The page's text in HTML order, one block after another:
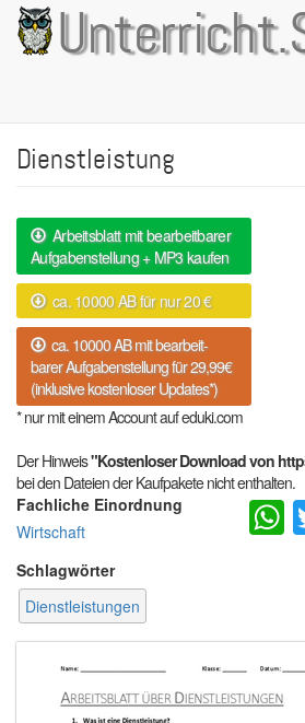
Direkt
zum
Inhalt
Dienstleistung
Arbeitsblatt mit bearbeitbarer
Aufgabenstellung + MP3 kaufen
ca. 10000 AB für nur 20 €
ca. 10000 AB mit bearbeit-
barer Aufgabenstellung für 29,99€
(inklusive kostenloser Updates*)
* nur mit einem Account auf eduki.com
Der Hinweis"Kostenloser Download von
bei den Dateien der Kaufpakete nicht enthalten.
Fachliche Einordnung
Wirtschaft
Schlagwörter
Dienstleistungen